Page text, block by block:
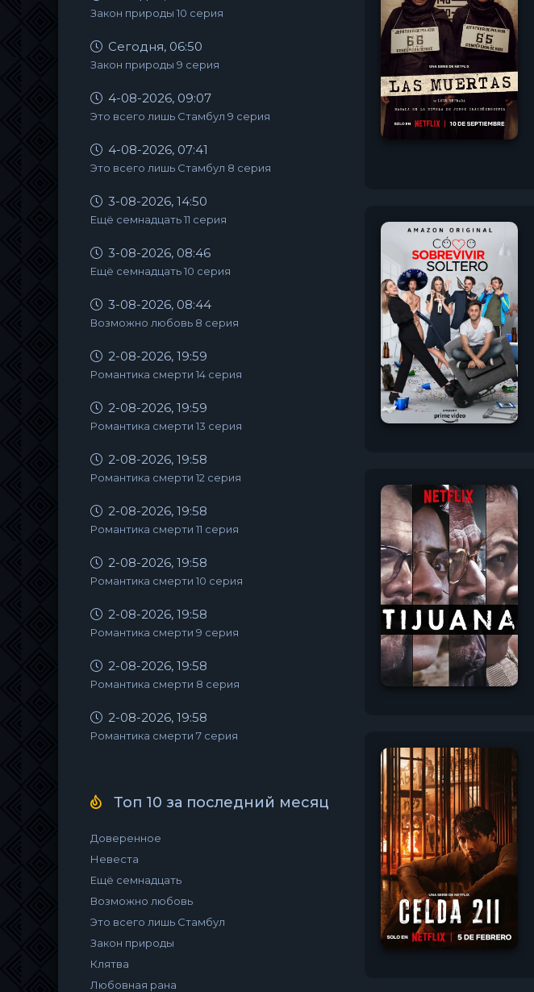
Закон природы 10 серия
Сегодня, 06:50
Закон природы 9 серия
4-08-2026, 09:07
Это всего лишь Стамбул 9 серия
4-08-2026, 07:41
Это всего лишь Стамбул 8 серия
3-08-2026, 14:50
Ещё семнадцать 11 серия
3-08-2026, 08:46
Ещё семнадцать 10 серия
3-08-2026, 08:44
Возможно любовь 8 серия
2-08-2026, 19:59
Романтика смерти 14 серия
2-08-2026, 19:59
Романтика смерти 13 серия
2-08-2026, 19:58
Романтика смерти 12 серия
2-08-2026, 19:58
Романтика смерти 11 серия
2-08-2026, 19:58
Романтика смерти 10 серия
2-08-2026, 19:58
Романтика смерти 9 серия
2-08-2026, 19:58
Романтика смерти 8 серия
2-08-2026, 19:58
Романтика смерти 7 серия
Топ 10 за последний месяц
Доверенное
Невеста
Ещё семнадцать
Возможно любовь
Это всего лишь Стамбул
Закон природы
Клятва
Любовная рана